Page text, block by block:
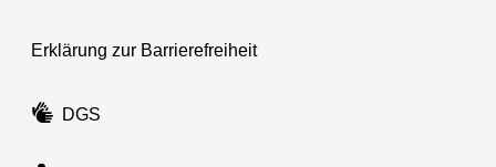
Erklärung zur Barrierefreiheit
DGS